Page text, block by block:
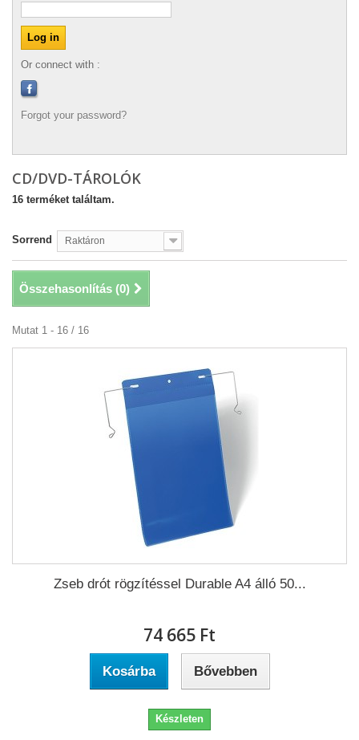
Or connect with :
Forgot your password?
CD/DVD-TÁROLÓK
16 terméket találtam.
Sorrend Raktáron
Összehasonlítás (0)
Mutat 1 - 16 / 16
Zseb drót rögzítéssel Durable A4 álló 50...
74 665 Ft‎
Kosárba Bővebben
Készleten